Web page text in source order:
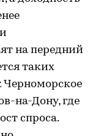
на передний
таких
Черноморское
на-Дону, где
спроса.